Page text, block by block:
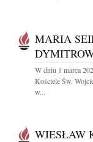
MARIA
W dniu 1 marca
Kościele Św.
w...
WIESŁAW